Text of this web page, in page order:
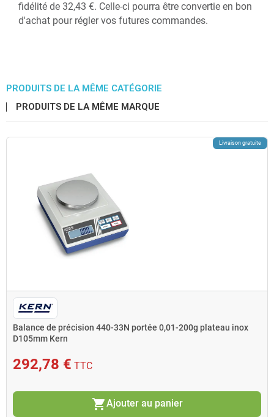
fidélité de 32,43 €. Celle-ci pourra être convertie en bon
d'achat pour régler vos futures commandes.
PRODUITS DE LA MÊME CATÉGORIE
PRODUITS DE LA MÊME MARQUE
Livraison gratuite
Balance de précision 440-33N portée 0,01-200g plateau inox
D105mm Kern
292,78 € TTC
shopping_cartAjouter au panier